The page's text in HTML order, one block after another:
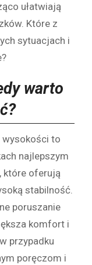
ułatwiają
Które z
sytuacjach i
warto
wysokości to
najlepszym
które oferują
stabilność.
poruszanie
komfort i
przypadku
poręczom i